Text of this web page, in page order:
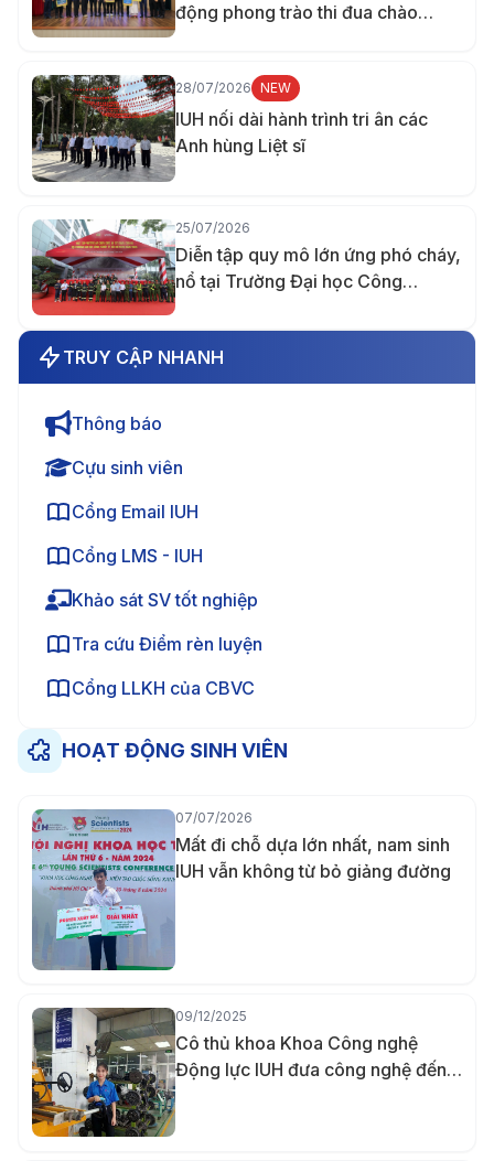
động phong trào thi đua chào
mừng 70 năm thành lập trường
28/07/2026 NEW
IUH nối dài hành trình tri ân các
Anh hùng Liệt sĩ
25/07/2026
Diễn tập quy mô lớn ứng phó cháy,
nổ tại Trường Đại học Công
nghiệp TP.HCM
TRUY CẬP NHANH
Thông báo
Cựu sinh viên
Cổng Email IUH
Cổng LMS - IUH
Khảo sát SV tốt nghiệp
Tra cứu Điểm rèn luyện
Cổng LLKH của CBVC
HOẠT ĐỘNG SINH VIÊN
07/07/2026
Mất đi chỗ dựa lớn nhất, nam sinh
IUH vẫn không từ bỏ giảng đường
09/12/2025
Cô thủ khoa Khoa Công nghệ
Động lực IUH đưa công nghệ đến
gần hơn với người khuyết tật bằng